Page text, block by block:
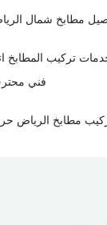
مطابخ شمال الرياض
تركيب المطابخ
فني محترف
مطابخ الرياض حراج